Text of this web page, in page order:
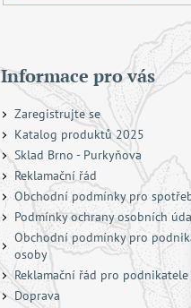
Informace pro vás
Zaregistrujte se
Katalog produktů 2025
Sklad Brno - Purkyňova
Reklamační řád
Obchodní podmínky pro
Podmínky ochrany osobních
Obchodní podmínky pro
osoby
Reklamační řád pro
Doprava